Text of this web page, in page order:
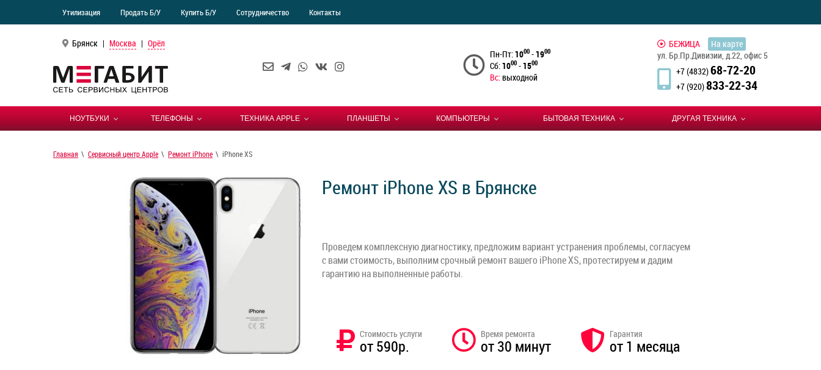
Утилизация Продать Б/У Купить Б/У Сотрудничество Контакты
Брянск | Москва | Орёл
Пн-Пт:1000-1900
Сб:1000-1500
Вс:выходной
БЕЖИЦА
На карте
ул. Бр.Пр.Дивизии, д.22, офис 5
+7 (4832)68-72-20
+7 (920)833-22-34
НОУТБУКИ ТЕЛЕФОНЫ ТЕХНИКА APPLE ПЛАНШЕТЫ КОМПЬЮТЕРЫ БЫТОВАЯ ТЕХНИКА ДРУГАЯ ТЕХНИКА
Главная Сервисный центр Apple Ремонт iPhone iPhone XS
Ремонт iPhone XS в Брянске
Проведем комплексную диагностику, предложим вариант устранения проблемы, согласуем
с вами стоимость, выполним срочный ремонт вашего iPhone XS, протестируем и дадим
гарантию на выполненные работы.
Стоимость услуги
от 590р.
Время ремонта
от 30 минут
Гарантия
от 1 месяца